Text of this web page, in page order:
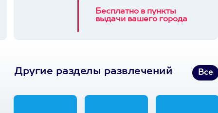
Бесплатно в пункты
выдачи вашего города
Другие разделы развлечений Все